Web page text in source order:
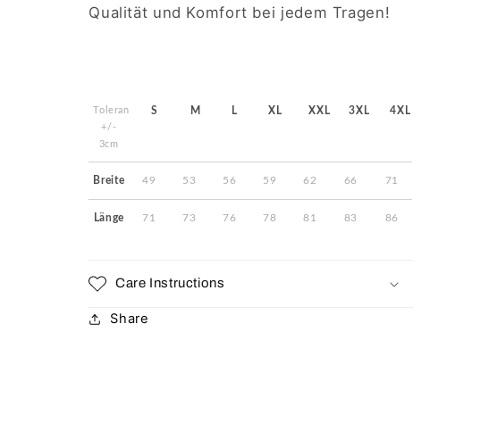
Qualität und Komfort bei jedem Tragen!
Toleranz
+/-
3cm
S M L XL XXL 3XL 4XL
Breite 49 53 56 59 62 66 71
Länge 71 73 76 78 81 83 86
Care Instructions
Share